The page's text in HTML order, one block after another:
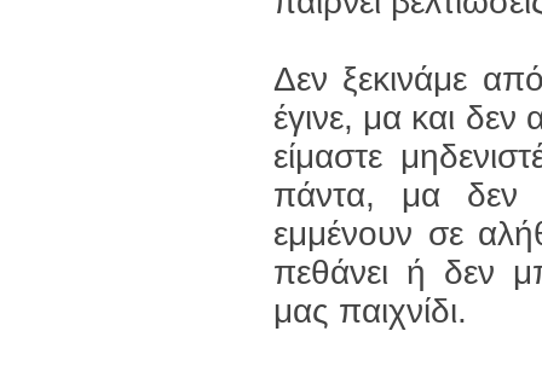
Δεν ξεκινάμε
έγινε, μα και δεν
είμαστε
πάντα, μα δεν
εμμένουν σε
πεθάνει ή δεν
μας παιχνίδι.